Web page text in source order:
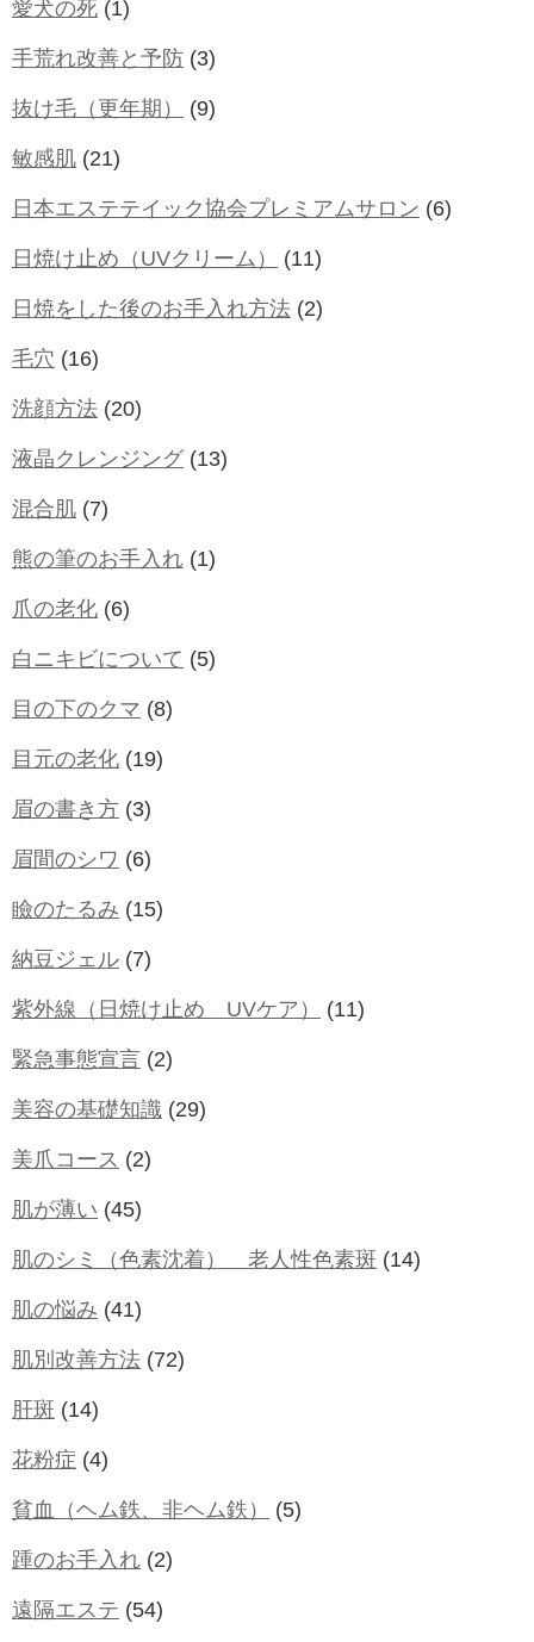
愛犬の死 (1)
手荒れ改善と予防 (3)
抜け毛（更年期） (9)
敏感肌 (21)
日本エステテイック協会プレミアムサロン (6)
日焼け止め（UVクリーム） (11)
日焼をした後のお手入れ方法 (2)
毛穴 (16)
洗顔方法 (20)
液晶クレンジング (13)
混合肌 (7)
熊の筆のお手入れ (1)
爪の老化 (6)
白ニキビについて (5)
目の下のクマ (8)
目元の老化 (19)
眉の書き方 (3)
眉間のシワ (6)
瞼のたるみ (15)
納豆ジェル (7)
紫外線（日焼け止め UVケア） (11)
緊急事態宣言 (2)
美容の基礎知識 (29)
美爪コース (2)
肌が薄い (45)
肌のシミ（色素沈着） 老人性色素斑 (14)
肌の悩み (41)
肌別改善方法 (72)
肝斑 (14)
花粉症 (4)
貧血（ヘム鉄、非ヘム鉄） (5)
踵のお手入れ (2)
遠隔エステ (54)